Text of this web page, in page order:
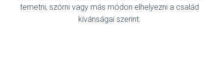
temetni, szórni vagy más módon elhelyezni a család
kívánságai szerint.